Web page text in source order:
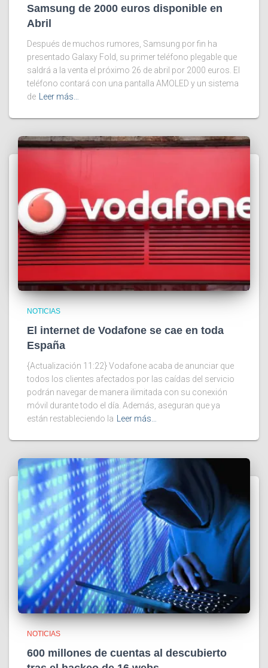
Samsung de 2000 euros disponible en
Abril
Después de muchos rumores, Samsung por fin ha
presentado Galaxy Fold, su primer teléfono plegable que
saldrá a la venta el próximo 26 de abril por 2000 euros. El
teléfono contará con una pantalla AMOLED y un sistema
de
Leer más…
NOTICIAS
El internet de Vodafone se cae en toda
España
{Actualización 11:22} Vodafone acaba de anunciar que
todos los clientes afectados por las caídas del servicio
podrán navegar de manera ilimitada con su conexión
móvil durante todo el día. Además, aseguran que ya
están restableciendo la Leer más…
NOTICIAS
600 millones de cuentas al descubierto